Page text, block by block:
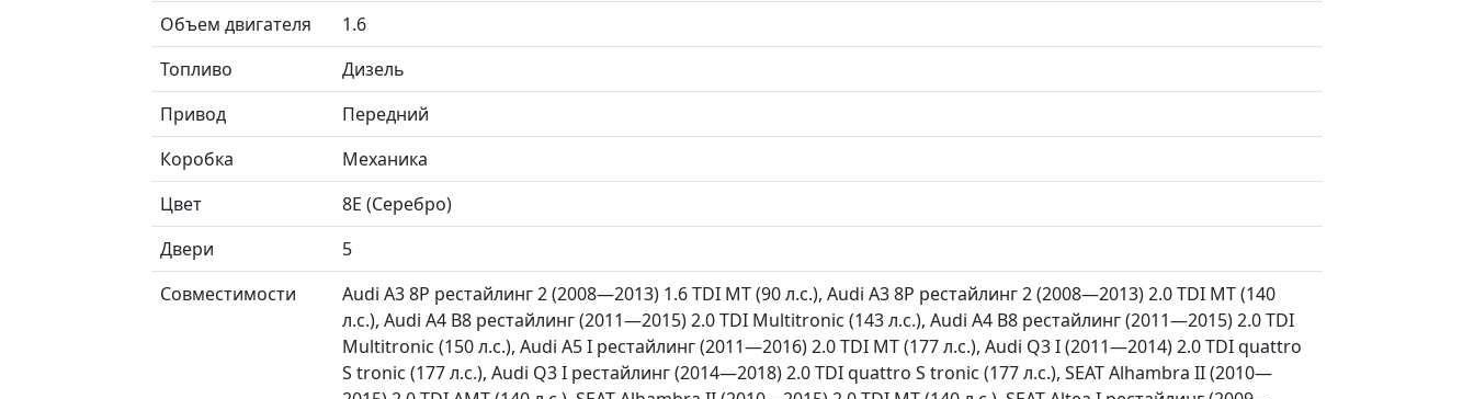
Объем двигателя
1.6
Топливо
Дизель
Привод
Передний
Коробка
Механика
Цвет
8E (Серебро)
Двери
5
Совместимости
Audi A3 8P рестайлинг 2 (2008—2013) 1.6 TDI MT (90 л.с.), Audi A3 8P рестайлинг 2 (2008—2013) 2.0 TDI MT (140
л.с.), Audi A4 B8 рестайлинг (2011—2015) 2.0 TDI Multitronic (143 л.с.), Audi A4 B8 рестайлинг (2011—2015) 2.0 TDI
Multitronic (150 л.с.), Audi A5 I рестайлинг (2011—2016) 2.0 TDI MT (177 л.с.), Audi Q3 I (2011—2014) 2.0 TDI quattro
S tronic (177 л.с.), Audi Q3 I рестайлинг (2014—2018) 2.0 TDI quattro S tronic (177 л.с.), SEAT Alhambra II (2010—